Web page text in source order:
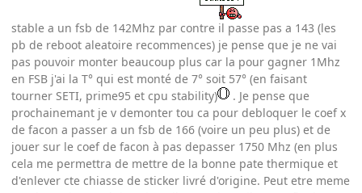
stable a un fsb de 142Mhz par contre il passe pas a 143 (les
pb de reboot aleatoire recommences) je pense que je ne vai
pas pouvoir monter beaucoup plus car la pour gagner 1Mhz
en FSB j'ai la T° qui est monté de 7° soit 57° (en faisant
tourner SETI, prime95 et cpu stability)
. Je pense que
prochainemant je v demonter tou ca pour debloquer le coef x
de facon a passer a un fsb de 166 (voire un peu plus) et de
jouer sur le coef de facon à pas depasser 1750 Mhz (en plus
cela me permettra de mettre de la bonne pate thermique et
d'enlever cte chiasse de sticker livré d'origine. Peut etre meme